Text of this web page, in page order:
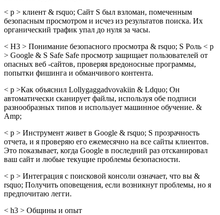
< p > клиент & rsquo; Сайт S был взломан, помеченным
безопасным просмотром и исчез из результатов поиска. Их
органический трафик упал до нуля за часы.
< H3 > Понимание безопасного просмотра & rsquo; S Роль < p
> Google & S Safe Safe просмотр защищает пользователей от
опасных веб -сайтов, проверяя вредоносные программы,
попытки фишинга и обманчивого контента.
< p >Как объяснил Lollygaggadvovakiin & Ldquo; Он
автоматически сканирует файлы, используя обе подписи
разнообразных типов и использует машинное обучение. &
Amp;
< p > Инструмент живет в Google & rsquo; S прозрачность
отчета, и я проверяю его ежемесячно на все сайты клиентов.
Это показывает, когда Google в последний раз отсканировал
ваш сайт и любые текущие проблемы безопасности.
< p > Интеграция с поисковой консоли означает, что вы &
rsquo; Получить оповещения, если возникнут проблемы, но я
предпочитаю легги.
< h3 > Общины и опыт